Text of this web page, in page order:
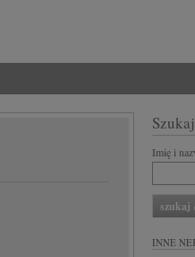
Imię i
INNE